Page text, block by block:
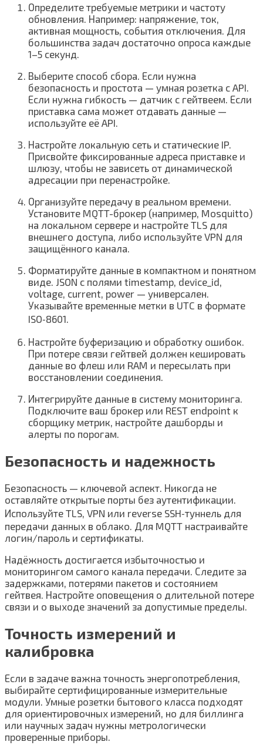
Определите требуемые метрики и частоту
обновления. Например: напряжение, ток,
активная мощность, события отключения. Для
большинства задач достаточно опроса каждые
1–5 секунд.
Выберите способ сбора. Если нужна
безопасность и простота — умная розетка с API.
Если нужна гибкость — датчик с гейтвеем. Если
приставка сама может отдавать данные —
используйте её API.
Настройте локальную сеть и статические IP.
Присвойте фиксированные адреса приставке и
шлюзу, чтобы не зависеть от динамической
адресации при перенастройке.
Организуйте передачу в реальном времени.
Установите MQTT-брокер (например, Mosquitto)
на локальном сервере и настройте TLS для
внешнего доступа, либо используйте VPN для
защищённого канала.
Форматируйте данные в компактном и понятном
виде. JSON с полями timestamp, device_id,
voltage, current, power — универсален.
Указывайте временные метки в UTC в формате
ISO‑8601.
Настройте буферизацию и обработку ошибок.
При потере связи гейтвей должен кешировать
данные во флеш или RAM и пересылать при
восстановлении соединения.
Интегрируйте данные в систему мониторинга.
Подключите ваш брокер или REST endpoint к
сборщику метрик, настройте дашборды и
алерты по порогам.
Безопасность и надежность
Безопасность — ключевой аспект. Никогда не
оставляйте открытые порты без аутентификации.
Используйте TLS, VPN или reverse SSH‑туннель для
передачи данных в облако. Для MQTT настраивайте
логин/пароль и сертификаты.
Надёжность достигается избыточностью и
мониторингом самого канала передачи. Следите за
задержками, потерями пакетов и состоянием
гейтвея. Настройте оповещения о длительной потере
связи и о выходе значений за допустимые пределы.
Точность измерений и
калибровка
Если в задаче важна точность энергопотребления,
выбирайте сертифицированные измерительные
модули. Умные розетки бытового класса подходят
для ориентировочных измерений, но для биллинга
или научных задач нужны метрологически
проверенные приборы.